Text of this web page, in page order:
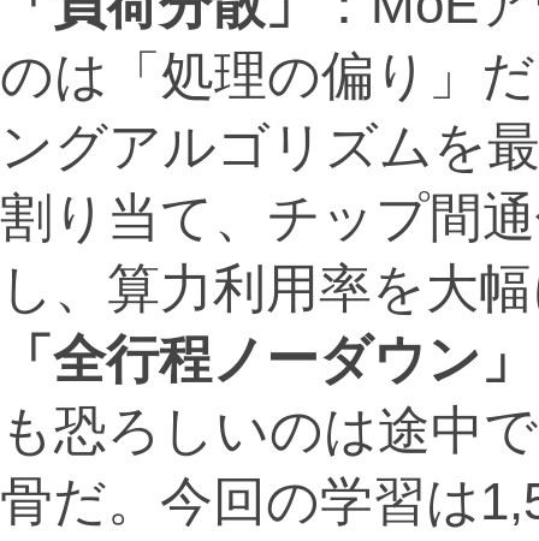
のは「処理の偏り」
ングアルゴリズムを
割り当て、チップ間
し、算力利用率を大
「全行程ノーダウン」
も恐ろしいのは途中
骨だ。今回の学習は